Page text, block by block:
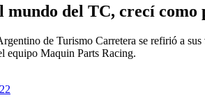
mundo del TC, crecí como
de Turismo Carretera se refirió a
equipo Maquin Parts Racing.